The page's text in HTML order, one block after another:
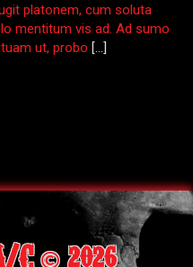
platonem, cum soluta
mentitum vis ad. Ad sumo
ut, probo […]
C 2026